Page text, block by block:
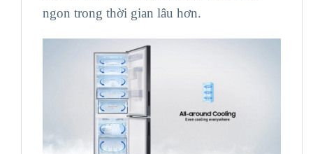
ngon trong thời gian lâu hơn.